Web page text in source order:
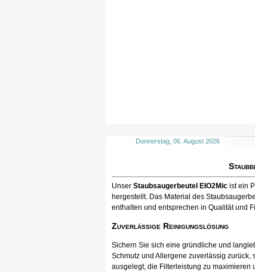
Donnerstag, 06. August 2026
Unser Staubsaugerbeutel EIO2Mic ist ein
hergestellt. Das Material des
enthalten und entsprechen in Qualität und
Zuverlässige Reinigungslösung
Sichern Sie sich eine gründliche und
Schmutz und Allergene zuverlässig
ausgelegt, die Filterleistung zu